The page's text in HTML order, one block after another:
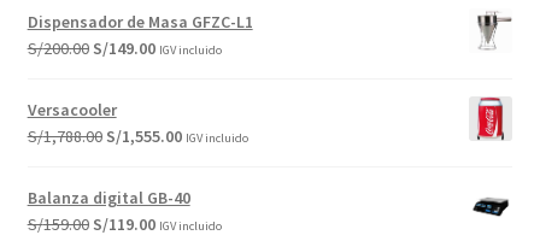
original
era:
actual
es:
Dispensador de Masa GFZC-L1
S/200.00 El
original
era:
S/200.00.
S/149.00El
es:
IGV incluido
Versacooler
S/1,788.00 El
original
era:
S/1,555.00El
actual
IGV incluido
Balanza digital GB-40
S/159.00 El
S/119.00ElIGV incluido